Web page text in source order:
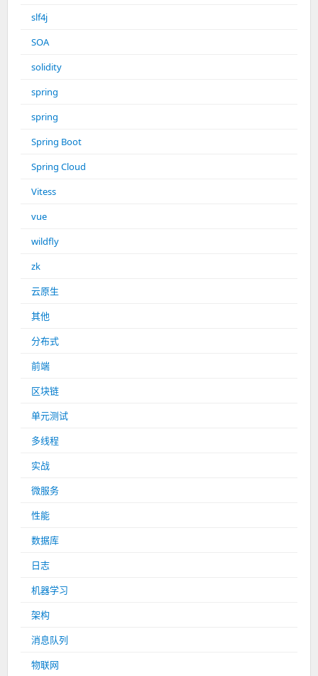
slf4j
SOA
solidity
spring
spring
Spring Boot
Spring Cloud
Vitess
vue
wildfly
zk
云原生
其他
分布式
前端
区块链
单元测试
多线程
实战
微服务
性能
数据库
日志
机器学习
架构
消息队列
物联网